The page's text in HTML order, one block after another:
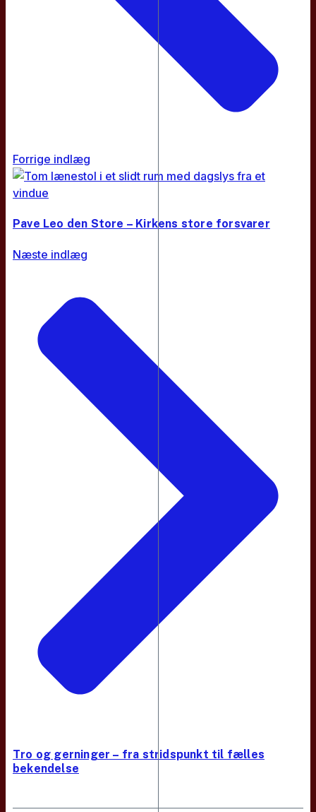
Forrige indlæg
Pave Leo den Store – Kirkens store forsvarer
Næste indlæg
Tro og gerninger – fra stridspunkt til fælles
bekendelse